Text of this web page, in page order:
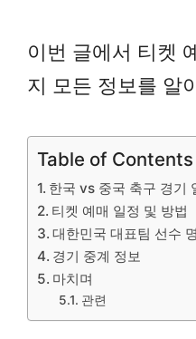
이번 글에서 티켓
지 모든 정보를 알
Table of Contents
한국 vs 중국 축구 경기
티켓 예매 일정 및 방법
대한민국 대표팀 선수
경기 중계 정보
마치며
관련